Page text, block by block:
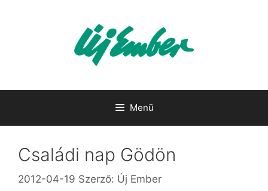
Menü
Családi nap Gödön
2012-04-19 Szerző: Új Ember